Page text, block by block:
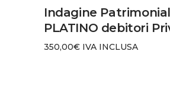
AGGIUNGI AL
Indagine
PLATINO debitori
350,00€ IVA INCLUSA